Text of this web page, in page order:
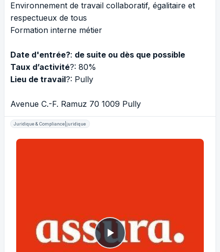
Environnement de travail collaboratif, égalitaire et
respectueux de tous
Formation interne métier
Date d'entrée?: de suite ou dès que possible
Taux d’activité?: 80%
Lieu de travail?: Pully
Avenue C.-F. Ramuz 70 1009 Pully
Juridique & Compliance|juridique